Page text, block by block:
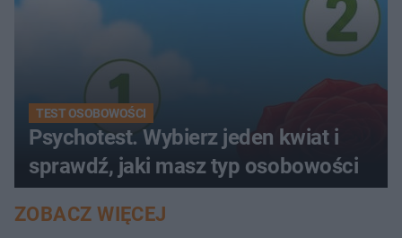
TEST OSOBOWOŚCI
Psychotest. Wybierz jeden kwiat i
sprawdź, jaki masz typ osobowości
ZOBACZ WIĘCEJ